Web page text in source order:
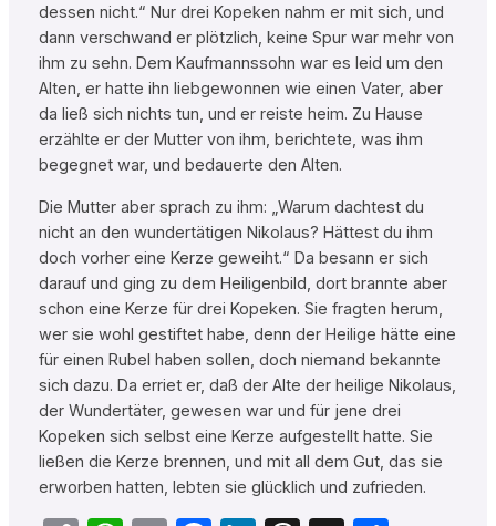
dessen nicht.“ Nur drei Kopeken nahm er mit sich, und
dann verschwand er plötzlich, keine Spur war mehr von
ihm zu sehn. Dem Kaufmannssohn war es leid um den
Alten, er hatte ihn liebgewonnen wie einen Vater, aber
da ließ sich nichts tun, und er reiste heim. Zu Hause
erzählte er der Mutter von ihm, berichtete, was ihm
begegnet war, und bedauerte den Alten.
Die Mutter aber sprach zu ihm: „Warum dachtest du
nicht an den wundertätigen Nikolaus? Hättest du ihm
doch vorher eine Kerze geweiht.“ Da besann er sich
darauf und ging zu dem Heiligenbild, dort brannte aber
schon eine Kerze für drei Kopeken. Sie fragten herum,
wer sie wohl gestiftet habe, denn der Heilige hätte eine
für einen Rubel haben sollen, doch niemand bekannte
sich dazu. Da erriet er, daß der Alte der heilige Nikolaus,
der Wundertäter, gewesen war und für jene drei
Kopeken sich selbst eine Kerze aufgestellt hatte. Sie
ließen die Kerze brennen, und mit all dem Gut, das sie
erworben hatten, lebten sie glücklich und zufrieden.